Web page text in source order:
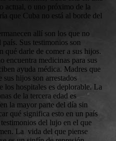
actual, o uno próximo de la
que Cuba no está al borde del
allí son los que no
país. Sus testimonios son
qué darle de comer a sus hijos.
encuentra medicinas para sus
ayuda médica. Madres que
hijos son arrestados
los hospitales es deplorable. La
de la tercera edad es
la mayor parte del día sin
qué significa esto en un país
del lujo en el que
La vida del que piense